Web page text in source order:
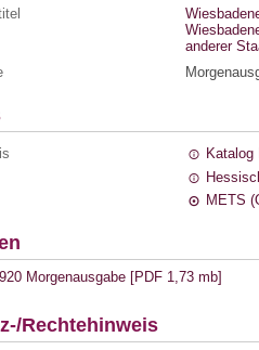
anderer
Katalog
METS
Morgenausgabe [PDF 1,73 mb]
Rechtehinweis